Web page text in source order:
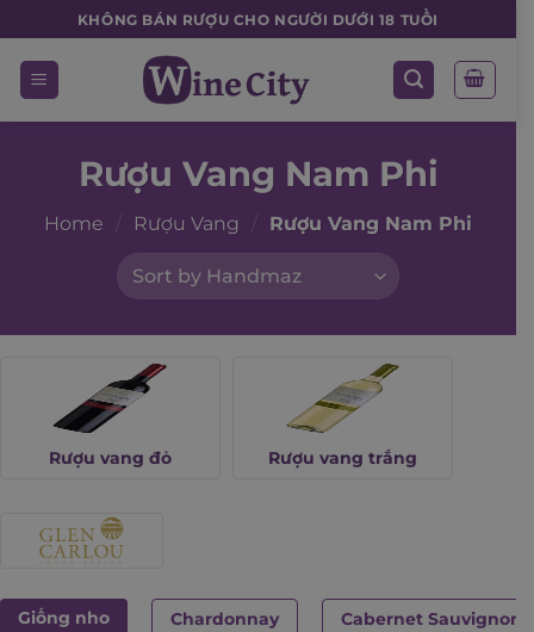
to
content
KHÔNG BÁN RƯỢU CHO NGƯỜI DƯỚI 18 TUỔI
Rượu Vang Nam Phi
Home / Rượu Vang / Rượu Vang Nam Phi
Rượu vang đỏ Rượu vang trắng
Giống nho Chardonnay Cabernet Sauvignon